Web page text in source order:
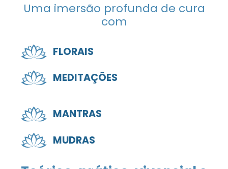
Uma imersão profunda de cura
com
FLORAIS
MEDITAÇÕES
MANTRAS
MUDRAS